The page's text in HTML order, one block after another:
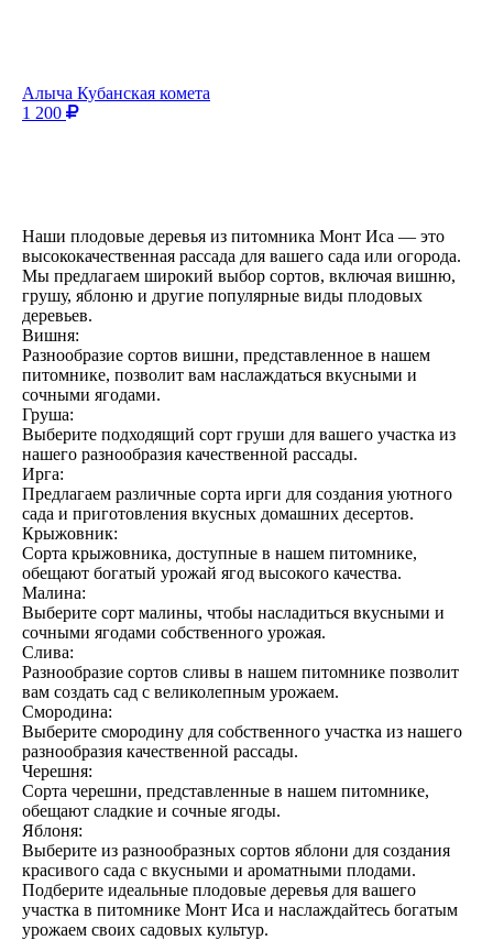
Алыча Кубанская комета
1 200
Наши плодовые деревья из питомника Монт Иса — это
высококачественная рассада для вашего сада или огорода.
Мы предлагаем широкий выбор сортов, включая вишню,
грушу, яблоню и другие популярные виды плодовых
деревьев.
Вишня:
Разнообразие сортов вишни, представленное в нашем
питомнике, позволит вам наслаждаться вкусными и
сочными ягодами.
Груша:
Выберите подходящий сорт груши для вашего участка из
нашего разнообразия качественной рассады.
Ирга:
Предлагаем различные сорта ирги для создания уютного
сада и приготовления вкусных домашних десертов.
Крыжовник:
Сорта крыжовника, доступные в нашем питомнике,
обещают богатый урожай ягод высокого качества.
Малина:
Выберите сорт малины, чтобы насладиться вкусными и
сочными ягодами собственного урожая.
Слива:
Разнообразие сортов сливы в нашем питомнике позволит
вам создать сад с великолепным урожаем.
Смородина:
Выберите смородину для собственного участка из нашего
разнообразия качественной рассады.
Черешня:
Сорта черешни, представленные в нашем питомнике,
обещают сладкие и сочные ягоды.
Яблоня:
Выберите из разнообразных сортов яблони для создания
красивого сада с вкусными и ароматными плодами.
Подберите идеальные плодовые деревья для вашего
участка в питомнике Монт Иса и наслаждайтесь богатым
урожаем своих садовых культур.